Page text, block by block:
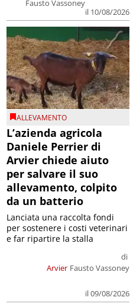
Fausto Vassoney
il 10/08/2026
ALLEVAMENTO
L’azienda agricola
Daniele Perrier di
Arvier chiede aiuto
per salvare il suo
allevamento, colpito
da un batterio
Arvier
di
Fausto Vassoney
il 09/08/2026
Lanciata una raccolta fondi
per sostenere i costi veterinari
e far ripartire la stalla